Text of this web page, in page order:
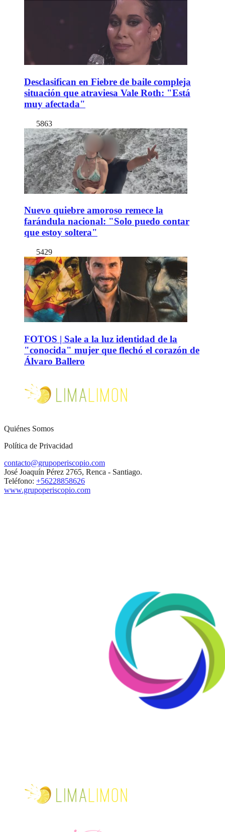
Desclasifican en Fiebre de baile compleja
situación que atraviesa Vale Roth: "Está
muy afectada"
5863
Nuevo quiebre amoroso remece la
farándula nacional: "Solo puedo contar
que estoy soltera"
5429
FOTOS | Sale a la luz identidad de la
"conocida" mujer que flechó el corazón de
Álvaro Ballero
Quiénes Somos
Política de Privacidad
contacto@grupoperiscopio.com
José Joaquín Pérez 2765, Renca - Santiago.
Teléfono: +56228858626
www.grupoperiscopio.com